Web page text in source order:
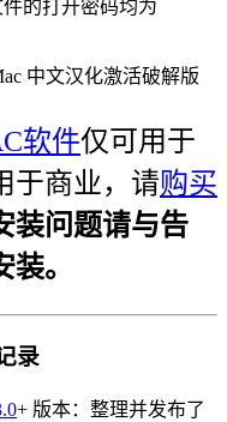
的打开密码均为
软件仅可用于
于商业，请购买
装问题请与告
。
录
+ 版本：整理并发布了